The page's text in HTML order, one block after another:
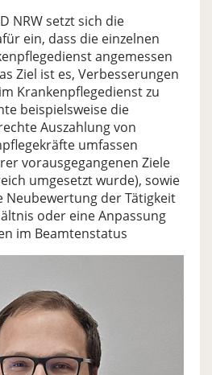
NRW setzt sich die
ein, dass die einzelnen
angemessen
Ziel ist es, Verbesserungen
Krankenpflegedienst zu
beispielsweise die
Auszahlung von
umfassen
vorausgegangenen Ziele
umgesetzt wurde), sowie
Neubewertung der Tätigkeit
oder eine Anpassung
im Beamtenstatus